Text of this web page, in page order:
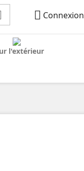
 Connexion
l'extérieur